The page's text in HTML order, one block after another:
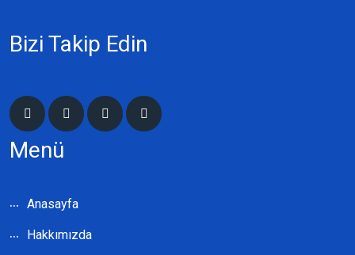
Bizi Takip Edin
Menü
Anasayfa
Hakkımızda